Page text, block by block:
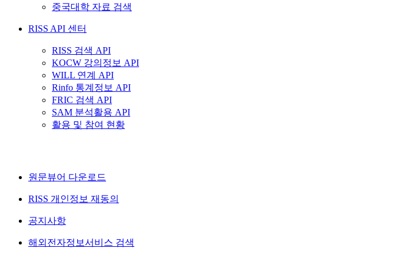
중국대학 자료 검색
RISS API 센터
RISS 검색 API
KOCW 강의정보 API
WILL 연계 API
Rinfo 통계정보 API
FRIC 검색 API
SAM 분석활용 API
활용 및 참여 현황
원문뷰어 다운로드
RISS 개인정보 재동의
공지사항
해외전자정보서비스 검색